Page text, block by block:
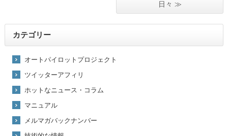
日々 ≫
カテゴリー
オートパイロットプロジェクト
ツイッターアフィリ
ホットなニュース・コラム
マニュアル
メルマガバックナンバー